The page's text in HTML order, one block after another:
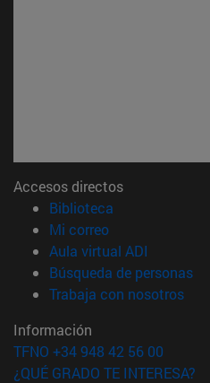
Accesos directos
Biblioteca
Mi correo(abre en nueva
Aula virtual ADI
Búsqueda de personas
Trabaja con nosotros
Información
TFNO +34 948 42 56 00
¿QUÉ GRADO TE INTERESA?